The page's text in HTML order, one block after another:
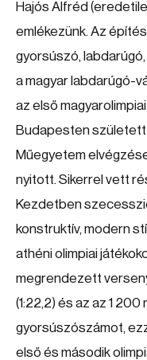
Hajós Alfréd
emlékezünk. Az
gyorsúszó,
a magyar labdarúgó-
az első
Budapesten
Műegyetem
nyitott. Sikerrel vett
Kezdetben
konstruktív, modern
athéni olimpiai
megrendezett
(1:22,2) és az az 1 200
gyorsúszószámot,
első és második